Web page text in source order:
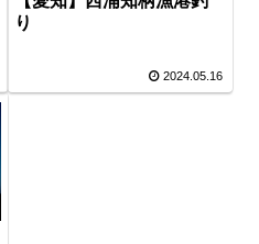
り
2024.05.16